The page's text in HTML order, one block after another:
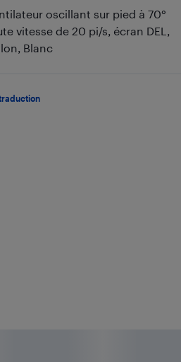
oscillant sur pied à 70°
vitesse de 20 pi/s, écran DEL,
Blanc